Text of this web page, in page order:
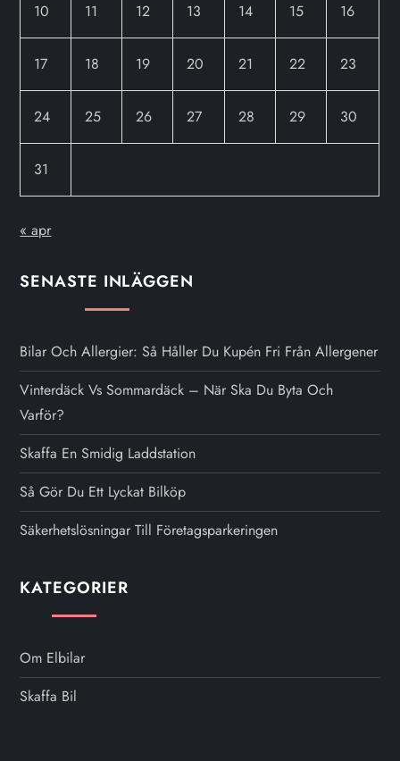
10 11 12 13 14 15 16
17 18 19 20 21 22 23
24 25 26 27 28 29 30
31
« apr
SENASTE INLÄGGEN
Bilar Och Allergier: Så Håller Du Kupén Fri Från Allergener
Vinterdäck Vs Sommardäck – När Ska Du Byta Och
Varför?
Skaffa En Smidig Laddstation
Så Gör Du Ett Lyckat Bilköp
Säkerhetslösningar Till Företagsparkeringen
KATEGORIER
Om Elbilar
Skaffa Bil